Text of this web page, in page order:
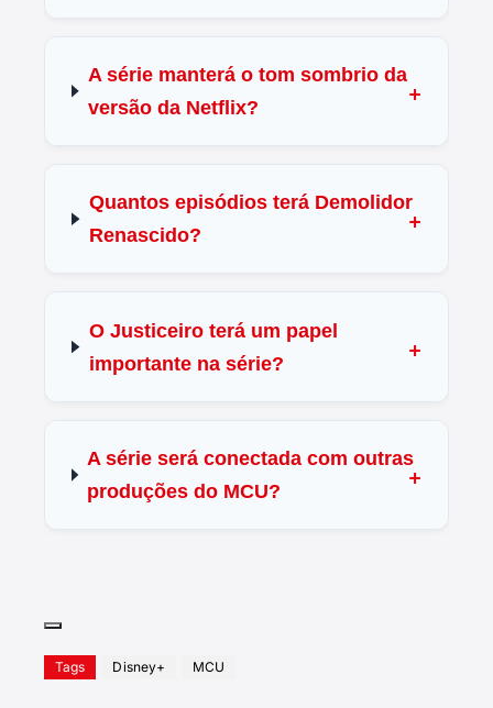
A série manterá o tom sombrio da
versão da Netflix?
Quantos episódios terá Demolidor
Renascido?
O Justiceiro terá um papel
importante na série?
A série será conectada com outras
produções do MCU?
Tags Disney+ MCU